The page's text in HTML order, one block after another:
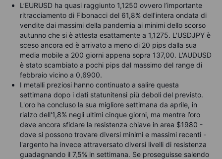
L’EURUSD ha quasi raggiunto 1,1250 ovvero l’importante
ritracciamento di Fibonacci del 61,8% dell'intera ondata di
vendite dai massimi della pandemia ai minimi dello scorso
autunno che si è attesta esattamente a 1,1275. L'USDJPY è
sceso ancora ed è arrivato a meno di 20 pips dalla sua
media mobile a 200 giorni appena sopra 137,00. L'AUDUSD
è stato scambiato a pochi pips dal massimo del range di
febbraio vicino a 0,6900.
I metalli preziosi hanno continuato a salire questa
settimana dopo i dati statunitensi più deboli del previsto.
L'oro ha concluso la sua migliore settimana da aprile, in
rialzo dell'1,8% negli ultimi cinque giorni, ma mentre l’oro
deve ancora sfidare la resistenza chiave in area $1980 -
dove si possono trovare diversi minimi e massimi recenti -
l'argento ha invece attraversato diversi livelli di resistenza
guadagnando il 7,5% in settimana. Se proseguisse salendo